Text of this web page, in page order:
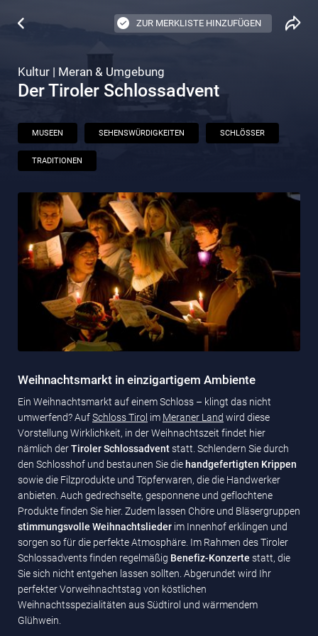
ZUR MERKLISTE HINZUFÜGEN
Kultur | Meran & Umgebung
Der Tiroler Schlossadvent
MUSEEN SEHENSWÜRDIGKEITEN SCHLÖSSER
TRADITIONEN
Weihnachtsmarkt in einzigartigem Ambiente
Ein Weihnachtsmarkt auf einem Schloss – klingt das nicht
umwerfend? AufSchloss Tirol im Meraner Land wird diese
Vorstellung Wirklichkeit, in der Weihnachtszeit findet hier
nämlich derTiroler Schlossadventstatt. Schlendern Sie durch
den Schlosshof und bestaunen Sie die handgefertigten Krippen
sowie die Filzprodukte und Töpferwaren, die die Handwerker
anbieten. Auch gedrechselte, gesponnene und geflochtene
Produkte finden Sie hier. Zudem lassen Chöre und Bläsergruppen
stimmungsvolle Weihnachtslieder im Innenhof erklingen und
sorgen so für die perfekte Atmosphäre. Im Rahmen des Tiroler
Schlossadvents finden regelmäßig Benefiz-Konzerte statt, die
Sie sich nicht entgehen lassen sollten. Abgerundet wird Ihr
perfekter Vorweihnachtstag von köstlichen
Weihnachtsspezialitäten aus Südtirol und wärmendem
Glühwein.